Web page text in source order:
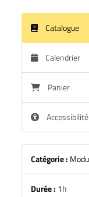
Catalogue
Calendrier
Panier
Accessibilité
Catégorie :
Durée : 1h